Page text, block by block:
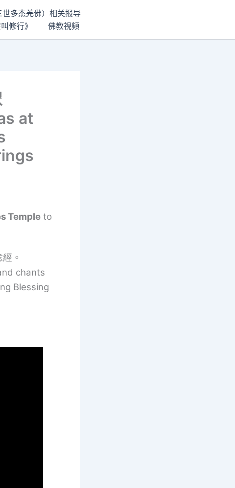
多杰羌佛）相关报导
修行》 佛教視頻
at
Temple to
。
chants
Blessing